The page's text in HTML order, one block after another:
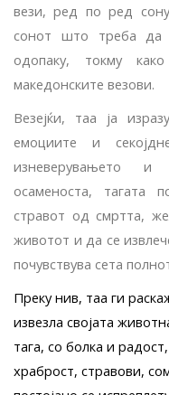
вези, ред по ред
сонот што треба да
одопаку, токму
македонските везови.
Везејќи, таа ја
емоциите и
изневерувањето и
осаменоста, тагата
стравот од смртта,
животот и да се
почувствува сета
Преку нив, таа ги
извезла својата
тага, со болка и
храброст, стравови,